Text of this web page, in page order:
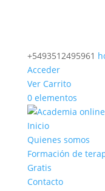
+5493512495961
Acceder
Ver Carrito
0 elementos
Inicio
Quienes somos
Formación de
Gratis
Contacto